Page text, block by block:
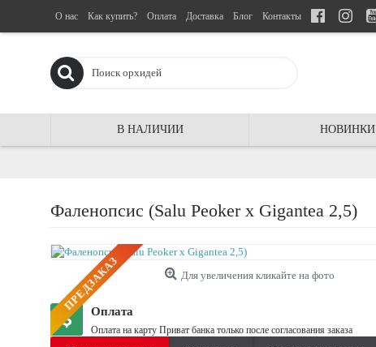
О нас Как купить? Оплата Доставка Блог Контакты
В НАЛИЧИИ НОВИНКИ
Фаленопсис (Salu Peoker x Gigantea 2,5)
ПРЕДЗАКАЗ Для увеличения кликайте на фото
Оплата
Оплата на карту Приват банка только после согласования заказа